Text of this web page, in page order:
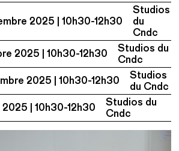
2025 10h30-12h30
Studios
du
Cndc
2025
10h30-12h30
Studios du
Cndc
2025
10h30-12h30
Studios
du Cndc
2025
10h30-12h30
Studios du
Cndc